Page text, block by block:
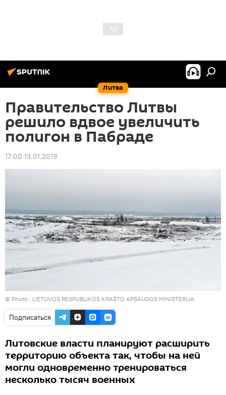
Литва
Правительство Литвы
решило вдвое увеличить
полигон в Пабраде
17:00 13.01.2019
© Photo : LIETUVOS RESPUBLIKOS KRAŠTO APSAUGOS MINISTERIJA
Подписаться
Литовские власти планируют расширить
территорию объекта так, чтобы на ней
могли одновременно тренироваться
несколько тысяч военных